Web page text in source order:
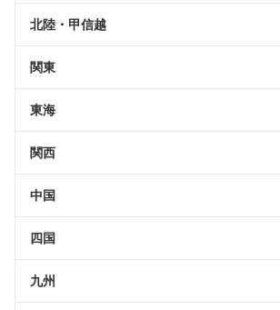
北陸・甲信越
関東
東海
関西
中国
四国
九州